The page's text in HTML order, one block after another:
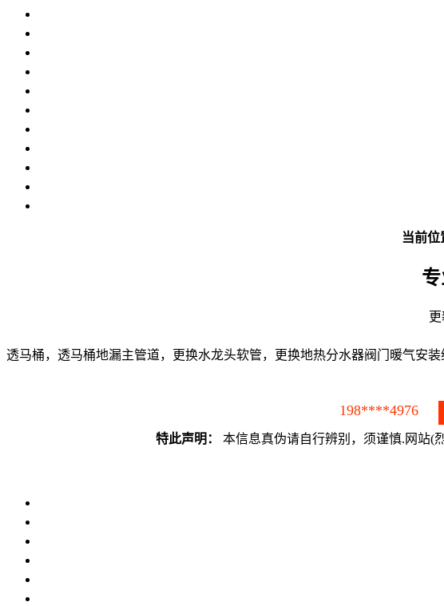
当前位
透马桶，透马桶地漏主管道，更换水龙头软管，更换地热分水器阀门暖气安
198****4976
特此声明： 本信息真伪请自行辨别，须谨慎.网站(